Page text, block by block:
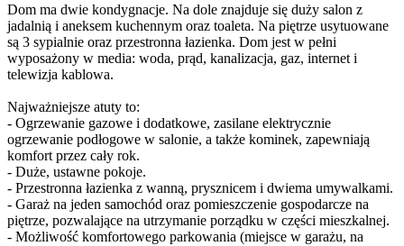
Dom ma dwie kondygnacje. Na dole znajduje się duży salon z
jadalnią i aneksem kuchennym oraz toaleta. Na piętrze usytuowane
są 3 sypialnie oraz przestronna łazienka. Dom jest w pełni
wyposażony w media: woda, prąd, kanalizacja, gaz, internet i
telewizja kablowa.
Najważniejsze atuty to:
- Ogrzewanie gazowe i dodatkowe, zasilane elektrycznie
ogrzewanie podłogowe w salonie, a także kominek, zapewniają
komfort przez cały rok.
- Duże, ustawne pokoje.
- Przestronna łazienka z wanną, prysznicem i dwiema umywalkami.
- Garaż na jeden samochód oraz pomieszczenie gospodarcze na
piętrze, pozwalające na utrzymanie porządku w części mieszkalnej.
- Możliwość komfortowego parkowania (miejsce w garażu, na